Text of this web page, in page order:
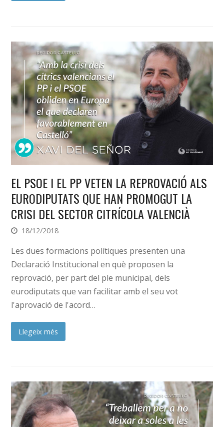
EL PSOE I EL PP VETEN LA REPROVACIÓ ALS
EURODIPUTATS QUE HAN PROMOGUT LA
CRISI DEL SECTOR CITRÍCOLA VALENCIÀ
18/12/2018
Les dues formacions polítiques presenten una
Declaració Institucional en què proposen la
reprovació, per part del ple municipal, dels
eurodiputats que van facilitar amb el seu vot
l'aprovació de l'acord…
Llegeix més